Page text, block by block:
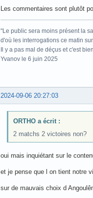
Les commentaires sont plutôt
"Le public sera moins présent la
d'où les interrogations ce matin
Il y a pas mal de déçus et c'est
Yvanov le 6 juin 2025
2024-09-06 20:27:03
ORTHO a écrit :
2 matchs 2 victoires non?
oui mais inquiétant sur le
et je pense que l on tient notre
sur de mauvais choix d